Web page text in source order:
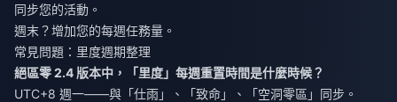
同步您的活動。
週末？增加您的每週任務量。
常見問題：里度週期整理
絕區零 2.4 版本中，「里度」每週重置時間是什麼時候？
UTC+8 週一——與「仕雨」、「致命」、「空洞零區」同步。